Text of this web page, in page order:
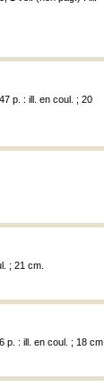
p. : ill. en coul. ; 20
; 21 cm.
p. : ill. en coul. ; 18 cm.